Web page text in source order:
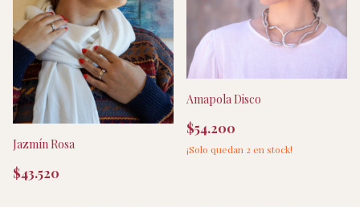
Jazmín Rosa
$43.520
Amapola Disco
$54.200
¡Solo quedan 2en stock!